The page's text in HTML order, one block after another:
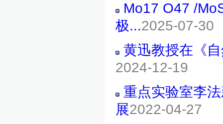
Mo17 O47 /
极...2025-07-30
黄迅教授在《
2024-12-19
重点实验室李
展2022-04-27